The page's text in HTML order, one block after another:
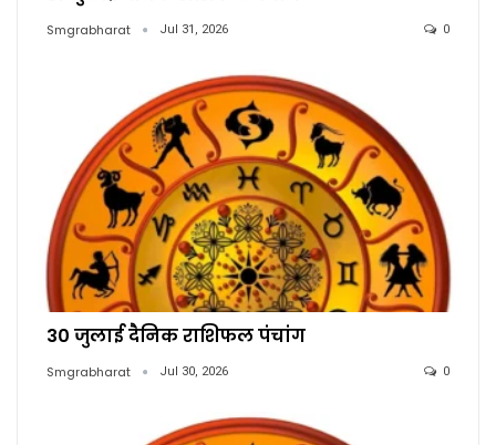
Smgrabharat Jul 31, 2026 0
30 जुलाई दैनिक राशिफल पंचांग
Smgrabharat Jul 30, 2026 0